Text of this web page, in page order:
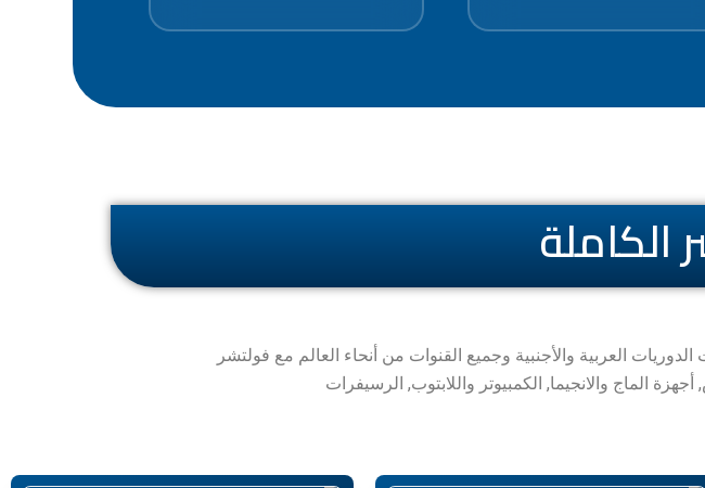
الكاملة
العربية والأجنبية وجميع القنوات من أنحاء العالم مع فولتشر
الماج والانجيما, الكمبيوتر واللابتوب, الرسيفرات